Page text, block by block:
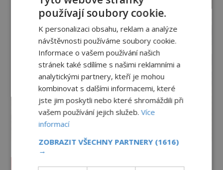
používají soubory cookie.
K personalizaci obsahu, reklam a analýze
návštěvnosti používáme soubory cookie.
Informace o vašem používání našich
stránek také sdílíme s našimi reklamními a
analytickými partnery, kteří je mohou
kombinovat s dalšími informacemi, které
jste jim poskytli nebo které shromáždili při
vašem používání jejich služeb.Více
informací
ZOBRAZIT VŠECHNY PARTNERY (1616)
→